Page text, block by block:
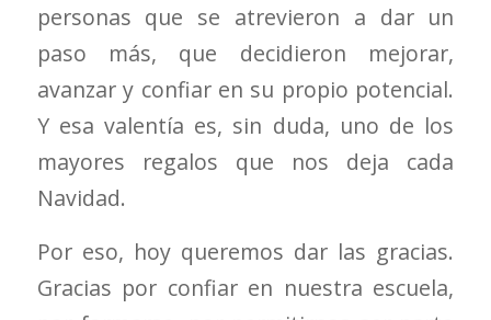
personas que se atrevieron a dar un
paso más, que decidieron mejorar,
avanzar y confiar en su propio potencial.
Y esa valentía es, sin duda, uno de los
mayores regalos que nos deja cada
Navidad.
Por eso, hoy queremos dar las gracias.
Gracias por confiar en nuestra escuela,